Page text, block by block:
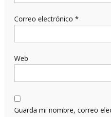
Correo electrónico *
Web
Guarda mi nombre, correo